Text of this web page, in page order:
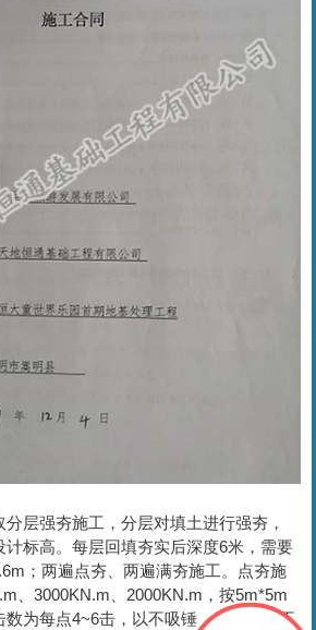
强夯施工，分层对填土进行强夯，
计标高。每层回填夯实后深度6米，需要
；两遍点夯、两遍满夯施工。点夯施
、3000KN.m、2000KN.m，按5m*5m
数为每点4~6击，以不吸锤，夯坑周边不